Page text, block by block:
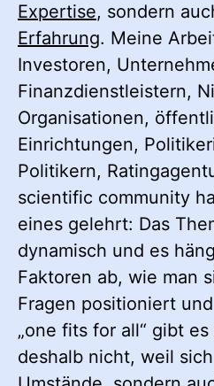
Expertise, sondern
Erfahrung. Meine
Investoren,
Finanzdienstleistern,
Organisationen,
Einrichtungen,
Politikern,
scientific community
eines gelehrt: Das
dynamisch und es
Faktoren ab, wie man
Fragen positioniert
„one fits for all“ gibt
deshalb nicht, weil